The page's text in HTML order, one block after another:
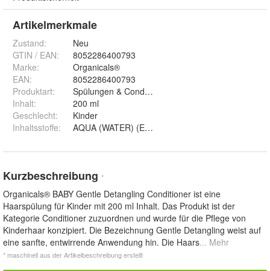
Artikelmerkmale
Zustand:
Neu
GTIN / EAN:
8052286400793
Marke:
Organicals®
EAN:
8052286400793
Produktart:
Spülungen & Conditioner
Inhalt:
200 ml
Geschlecht:
Kinder
Inhaltsstoffe: AQUA (WATER) (EAU), BEHENAMIDOPROPYL
Kurzbeschreibung *
Organicals® BABY Gentle Detangling Conditioner ist eine
Haarspülung für Kinder mit 200 ml Inhalt. Das Produkt ist der
Kategorie Conditioner zuzuordnen und wurde für die Pflege von
Kinderhaar konzipiert. Die Bezeichnung Gentle Detangling weist auf
eine sanfte, entwirrende Anwendung hin. Die Haars... Mehr
* maschinell aus der Artikelbeschreibung erstellt